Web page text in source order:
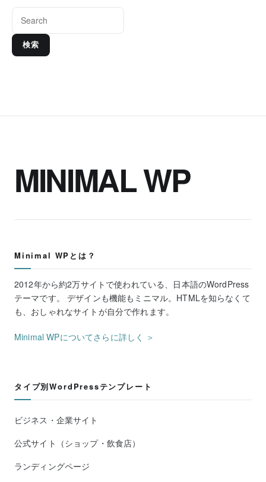
検索
MINIMAL WP
Minimal WPとは？
2012年から約2万サイトで使われている、日本語のWordPress
テーマです。 デザインも機能もミニマル。HTMLを知らなくて
も、おしゃれなサイトが自分で作れます。
Minimal WPについてさらに詳しく ＞
タイプ別WordPressテンプレート
ビジネス・企業サイト
公式サイト（ショップ・飲食店）
ランディングページ